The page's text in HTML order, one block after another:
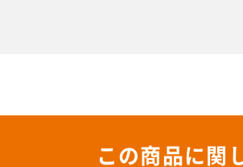
この商品に関